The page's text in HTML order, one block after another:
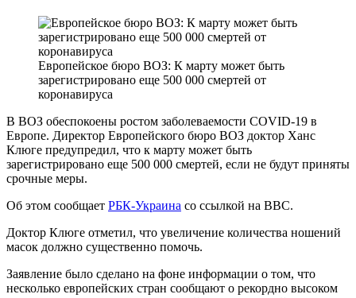
Европейское бюро ВОЗ: К марту может быть
зарегистрировано еще 500 000 смертей от
коронавируса
В ВОЗ обеспокоены ростом заболеваемости COVID-19 в
Европе. Директор Европейского бюро ВОЗ доктор Ханс
Клюге предупредил, что к марту может быть
зарегистрировано еще 500 000 смертей, если не будут приняты
срочные меры.
Об этом сообщает РБК-Украина со ссылкой на BBC.
Доктор Клюге отметил, что увеличение количества ношений
масок должно существенно помочь.
Заявление было сделано на фоне информации о том, что
несколько европейских стран сообщают о рекордно высоком